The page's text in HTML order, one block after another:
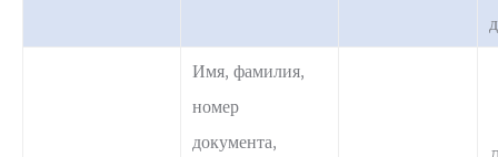
Имя, фамилия,
номер
документа,